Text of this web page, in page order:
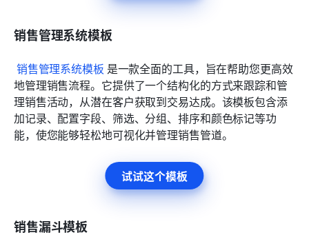
销售管理系统模板
销售管理系统模板 是一款全面的工具，旨在帮助您更高效
地管理销售流程。它提供了一个结构化的方式来跟踪和管
理销售活动，从潜在客户获取到交易达成。该模板包含添
加记录、配置字段、筛选、分组、排序和颜色标记等功
能，使您能够轻松地可视化并管理销售管道。
试试这个模板
销售漏斗模板